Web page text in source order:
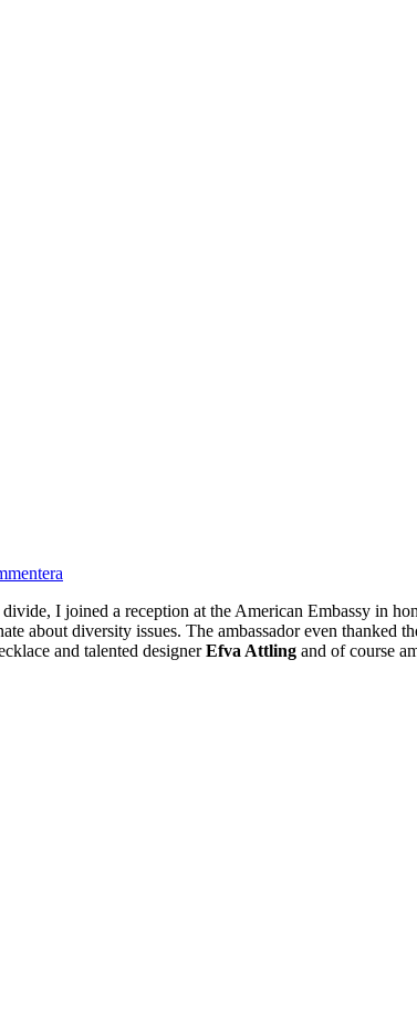
I joined a reception at the American Embassy in
about diversity issues. The ambassador even
and talented designerEfva Attling and of course